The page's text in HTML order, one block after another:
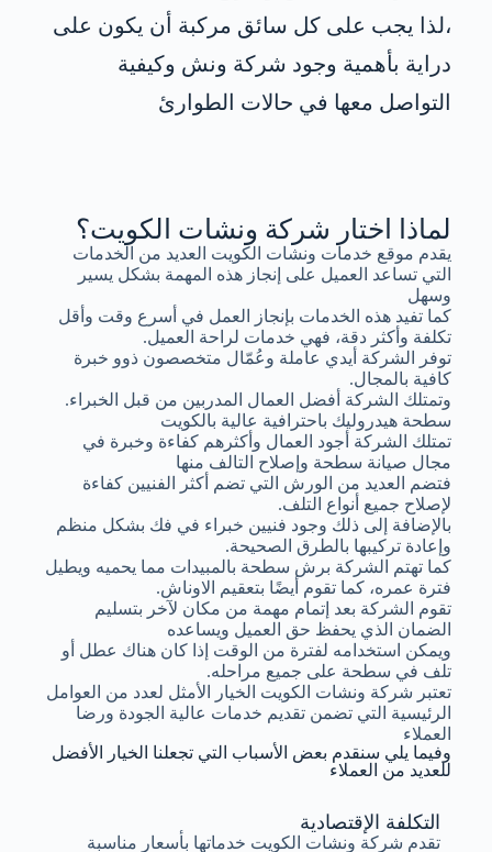
،لذا يجب على كل سائق مركبة أن يكون على
دراية بأهمية وجود شركة ونش وكيفية
التواصل معها في حالات الطوارئ
لماذا اختار شركة ونشات الكويت؟
يقدم موقع خدمات ونشات الكويت العديد من الخدمات
التي تساعد العميل على إنجاز هذه المهمة بشكل يسير
وسهل
كما تفيد هذه الخدمات بإنجاز العمل في أسرع وقت وأقل
تكلفة وأكثر دقة، فهي خدمات لراحة العميل.
توفر الشركة أيدي عاملة وعُمّال متخصصون ذوو خبرة
كافية بالمجال.
وتمتلك الشركة أفضل العمال المدربين من قبل الخبراء.
سطحة هيدروليك باحترافية عالية بالكويت
تمتلك الشركة أجود العمال وأكثرهم كفاءة وخبرة في
مجال صيانة سطحة وإصلاح التالف منها
فتضم العديد من الورش التي تضم أكثر الفنيين كفاءة
لإصلاح جميع أنواع التلف.
بالإضافة إلى ذلك وجود فنيين خبراء في فك بشكل منظم
وإعادة تركيبها بالطرق الصحيحة.
كما تهتم الشركة برش سطحة بالمبيدات مما يحميه ويطيل
فترة عمره، كما تقوم أيضًا بتعقيم الاوناش.
تقوم الشركة بعد إتمام مهمة من مكان لآخر بتسليم
الضمان الذي يحفظ حق العميل ويساعده
ويمكن استخدامه لفترة من الوقت إذا كان هناك عطل أو
تلف في سطحة على جميع مراحله.
تعتبر شركة ونشات الكويت الخيار الأمثل لعدد من العوامل
الرئيسية التي تضمن تقديم خدمات عالية الجودة ورضا
العملاء
وفيما يلي سنقدم بعض الأسباب التي تجعلنا الخيار الأفضل
للعديد من العملاء
التكلفة الإقتصادية
تقدم شركة ونشات الكويت خدماتها بأسعار مناسبة